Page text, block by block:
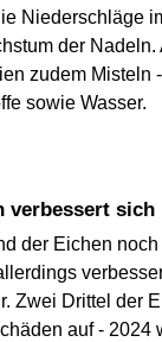
Niederschläge
der Nadeln.
zudem Misteln
sowie Wasser.
verbessert sich
der Eichen
Zwei Drittel der
auf - 2024